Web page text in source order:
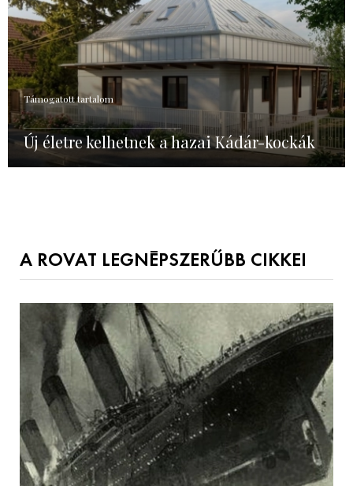
Támogatott tartalom
Új életre kelhetnek a hazai Kádár-kockák
A ROVAT LEGNÉPSZERŰBB CIKKEI